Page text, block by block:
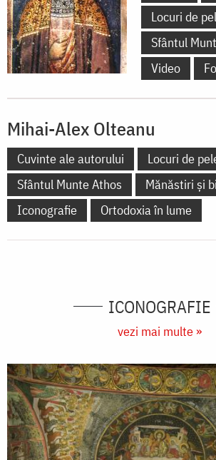
Locuri de
Sfântul
Video
Mihai-Alex Olteanu
Cuvinte ale autorului
Locuri de
Sfântul Munte Athos
Mănăstiri și
Iconografie
Ortodoxia în lume
ICONOGRAFIE
vezi mai multe »